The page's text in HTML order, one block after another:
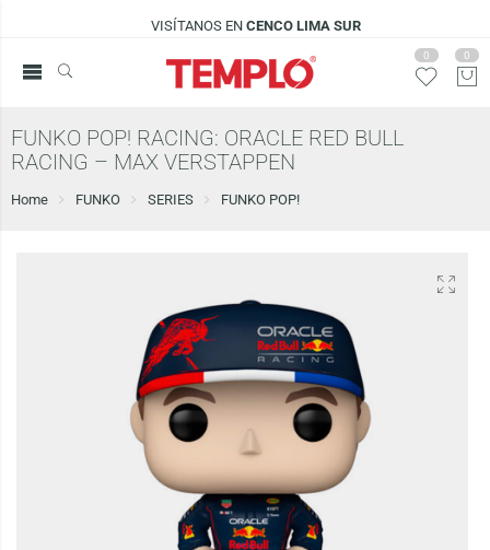
VISÍTANOS ENCENCO LIMA SUR
0 0
FUNKO POP! RACING: ORACLE RED BULL
RACING – MAX VERSTAPPEN
Home FUNKO SERIES FUNKO POP!